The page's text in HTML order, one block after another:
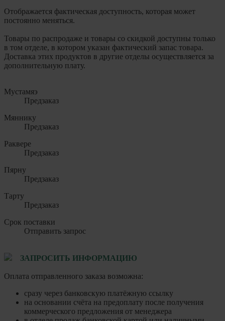
Отображается фактическая доступность, которая может
постоянно меняться.
Товары по распродаже и товары со скидкой доступны только
в том отделе, в котором указан фактический запас товара.
Доставка этих продуктов в другие отделы осуществляется за
дополнительную плату.
Мустамяэ
Предзаказ
Мяннику
Предзаказ
Раквере
Предзаказ
Пярну
Предзаказ
Тарту
Предзаказ
Срок поставки
Отправить запрос
ЗАПРОСИТЬ ИНФОРМАЦИЮ
Оплата отправленного заказа возможна:
сразу через банковскую платёжную ссылку
на основании счёта на предоплату после получения
коммерческого предложения от менеджера